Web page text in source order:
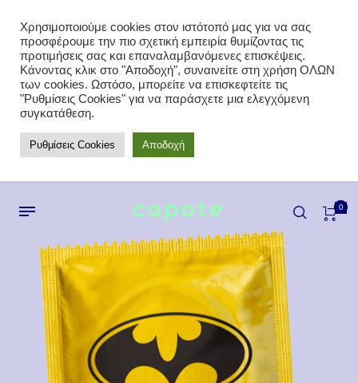
0
Χρησιμοποιούμε cookies στον ιστότοπό μας για να σας
προσφέρουμε την πιο σχετική εμπειρία θυμίζοντας τις
προτιμήσεις σας και επαναλαμβανόμενες επισκέψεις.
Κάνοντας κλικ στο "Αποδοχή", συναινείτε στη χρήση ΟΛΩΝ
των cookies. Ωστόσο, μπορείτε να επισκεφτείτε τις
"Ρυθμίσεις Cookies" για να παράσχετε μια ελεγχόμενη
συγκατάθεση.
Ρυθμίσεις Cookies Αποδοχή